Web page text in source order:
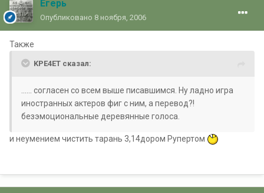
Егерь
Опубликовано 8 ноября, 2006
Также
KPE4ET сказал:
...... согласен со всем выше писавшимся. Ну ладно игра
иностранных актеров фиг с ним, а перевод?!
безэмоциональные деревянные голоса.
и неумением чистить тарань 3,14дором Рупертом